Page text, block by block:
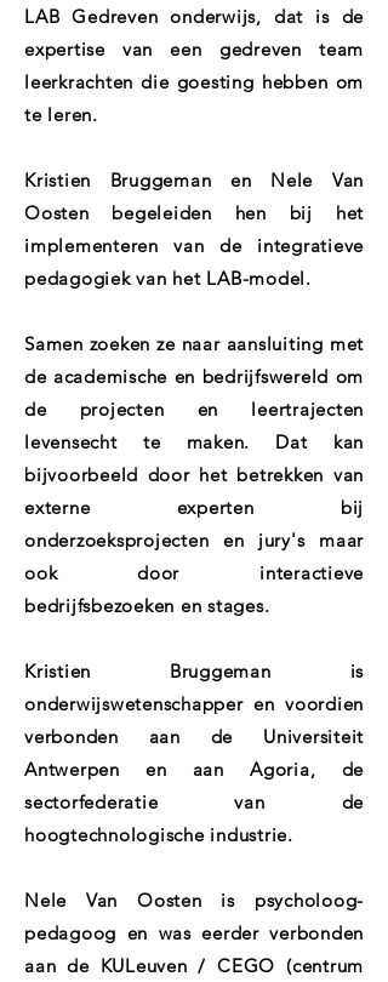
LAB Gedreven onderwijs, dat is de
expertise van een gedreven team
leerkrachten die goesting hebben om
te leren.
Kristien Bruggeman en Nele Van
Oosten begeleiden hen bij het
implementeren van de integratieve
pedagogiek van het LAB-model.
Samen zoeken ze naar aansluiting met
de academische en bedrijfswereld om
de projecten en leertrajecten
levensecht te maken. Dat kan
bijvoorbeeld door het betrekken van
externe experten bij
onderzoeksprojecten en jury's maar
ook door interactieve
bedrijfsbezoeken en stages.
Kristien Bruggeman is
onderwijswetenschapper en voordien
verbonden aan de Universiteit
Antwerpen en aan Agoria, de
sectorfederatie van de
hoogtechnologische industrie.
Nele Van Oosten is psycholoog-
pedagoog en was eerder verbonden
aan de KULeuven / CEGO (centrum